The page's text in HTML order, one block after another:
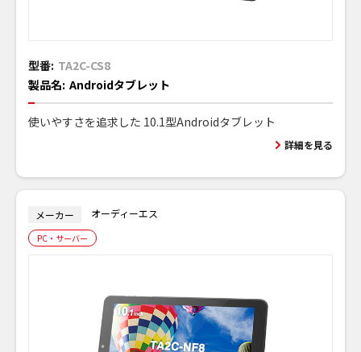
型番: TA2C-CS8
製品名: Androidタブレット
使いやすさを追求した 10.1型Androidタブレット
詳細を見る
メーカー オーディーエス
PC・サーバー